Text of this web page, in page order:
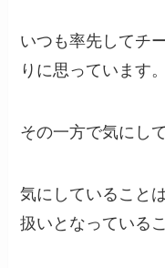
いつも率先してチ
りに思っています。
その一方で気にし
気にしていること
扱いとなっている